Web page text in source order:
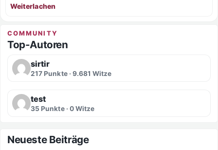
Weiterlachen
COMMUNITY
Top-Autoren
sirtir
217 Punkte · 9.681 Witze
test
35 Punkte · 0 Witze
Neueste Beiträge